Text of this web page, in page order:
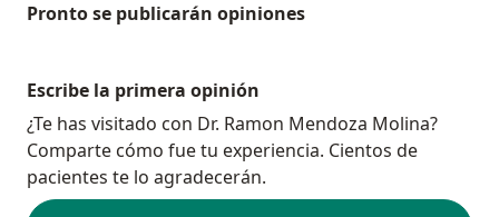
Pronto se publicarán opiniones
Escribe la primera opinión
¿Te has visitado con Dr. Ramon Mendoza Molina?
Comparte cómo fue tu experiencia. Cientos de
pacientes te lo agradecerán.